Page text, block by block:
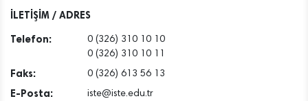
İLETİŞİM / ADRES
Telefon:
0 (326) 310 10 10
0 (326) 310 10 11
Faks: 0 (326) 613 56 13
E-Posta: iste@iste.edu.tr